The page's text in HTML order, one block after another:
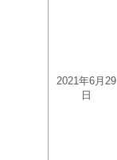
2021年6月29
日